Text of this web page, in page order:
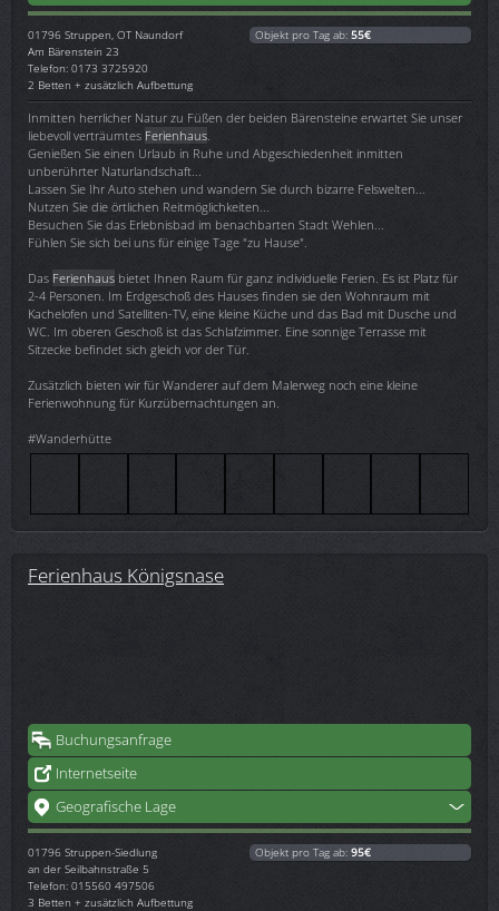
01796 Struppen, OT Naundorf
Am Bärenstein 23
Telefon: 0173 3725920
2 Betten + zusätzlich Aufbettung
Objekt pro Tag ab: 55€
Inmitten herrlicher Natur zu Füßen der beiden Bärensteine erwartet Sie unser
liebevoll verträumtes Ferienhaus
Genießen Sie einen Urlaub in Ruhe und Abgeschiedenheit inmitten
unberührter Naturlandschaft...
Lassen Sie Ihr Auto stehen und wandern Sie durch bizarre Felswelten...
Nutzen Sie die örtlichen Reitmöglichkeiten...
Besuchen Sie das Erlebnisbad im benachbarten Stadt Wehlen...
Fühlen Sie sich bei uns für einige Tage "zu Hause".
Das Ferienhaus bietet Ihnen Raum für ganz individuelle Ferien. Es ist Platz für
2-4 Personen. Im Erdgeschoß des Hauses finden sie den Wohnraum mit
Kachelofen und Satelliten-TV, eine kleine Küche und das Bad mit Dusche und
WC. Im oberen Geschoß ist das Schlafzimmer. Eine sonnige Terrasse mit
Sitzecke befindet sich gleich vor der Tür.
Zusätzlich bieten wir für Wanderer auf dem Malerweg noch eine kleine
Ferienwohnung für Kurzübernachtungen an.
#Wanderhütte
Ferienhaus Königsnase
Buchungsanfrage
Internetseite
Geografische Lage
01796 Struppen-Siedlung
an der Seilbahnstraße 5
Telefon: 015560 497506
3 Betten + zusätzlich Aufbettung
Objekt pro Tag ab: 95€